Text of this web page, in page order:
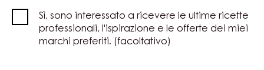
Sì, sono interessato a ricevere le ultime ricette
professionali, l'ispirazione e le offerte dei miei
marchi preferiti. (facoltativo)